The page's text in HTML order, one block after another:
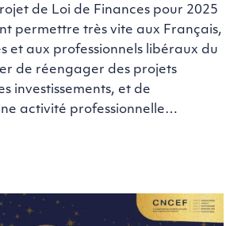
de Loi de Finances pour 2025
permettre très vite aux Français,
et aux professionnels libéraux du
de réengager des projets
investissements, et de
activité professionnelle…